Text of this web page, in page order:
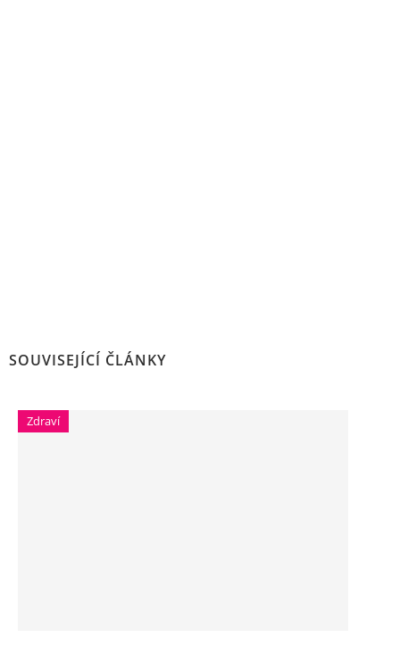
SOUVISEJÍCÍ ČLÁNKY
Zdraví